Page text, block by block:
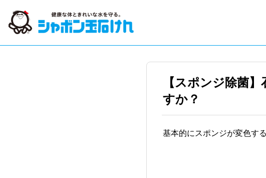
【スポンジ除菌
すか？
基本的にスポンジが変色す